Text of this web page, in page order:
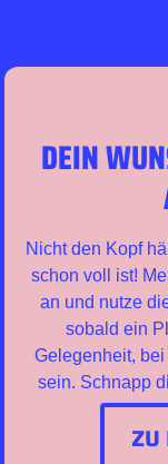
DEIN
Nicht den Kopf
schon voll ist!
an und nutze
sobald ein
Gelegenheit,
sein. Schnapp
ZU